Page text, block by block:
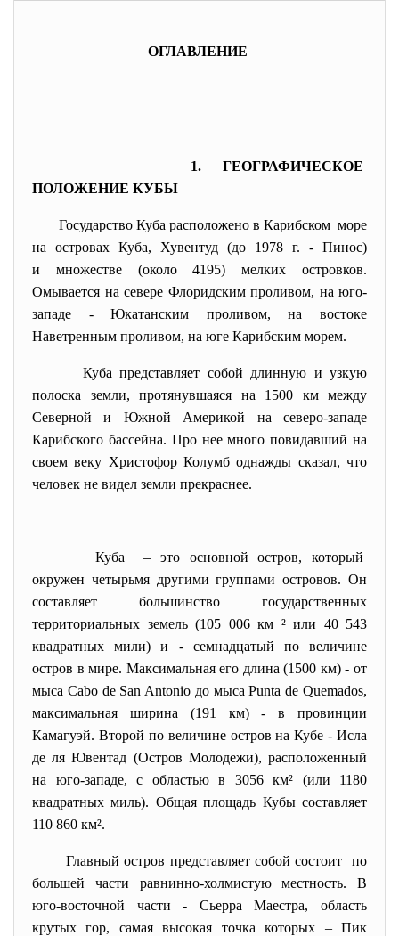
ОГЛАВЛЕНИЕ
1. ГЕОГРАФИЧЕСКОЕ
ПОЛОЖЕНИЕ КУБЫ
Государство Куба расположено в Карибском море
на островах Куба, Хувентуд (до 1978 г. - Пинос)
и множестве (около 4195) мелких островков.
Омывается на севере Флоридским проливом, на юго-
западе - Юкатанским проливом, на востоке
Наветренным проливом, на юге Карибским морем.
Куба представляет собой длинную и узкую
полоска земли, протянувшаяся на 1500 км между
Северной и Южной Америкой на северо-западе
Карибского бассейна. Про нее много повидавший на
своем веку Христофор Колумб однажды сказал, что
человек не видел земли прекраснее.
Куба – это основной остров, который
окружен четырьмя другими группами островов. Он
составляет большинство государственных
территориальных земель (105 006 км ² или 40 543
квадратных мили) и - семнадцатый по величине
остров в мире. Максимальная его длина (1500 км) - от
мыса Cabo de San Antonio до мыса Punta de Quemados,
максимальная ширина (191 км) - в провинции
Камагуэй. Второй по величине остров на Кубе - Исла
де ля Ювентад (Остров Молодежи), расположенный
на юго-западе, с областью в 3056 км² (или 1180
квадратных миль). Общая площадь Кубы составляет
110 860 км².
Главный остров представляет собой состоит по
большей части равнинно-холмистую местность. В
юго-восточной части - Сьерра Маестра, область
крутых гор, самая высокая точка которых – Пик